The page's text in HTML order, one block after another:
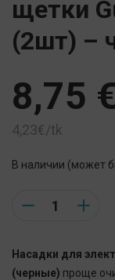
щетки
(2шт) –
8,75
4,23€/tk
В наличии (может
Насадки для
(черные) проще